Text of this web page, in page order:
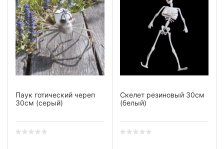
Паук готический череп
30см (серый)
Скелет резиновый 30см
(белый)